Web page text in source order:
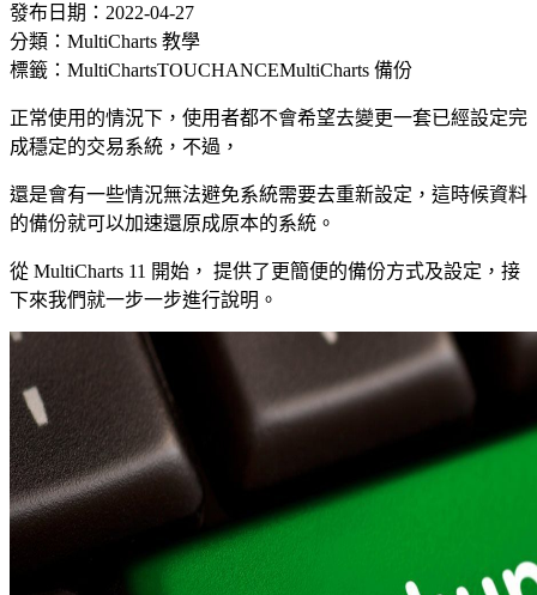
發布日期： 2022-04-27
分類： MultiCharts 教學
標籤： MultiChartsTOUCHANCEMultiCharts 備份
正常使用的情況下，使用者都不會希望去變更一套已經設定完
成穩定的交易系統，不過，
還是會有一些情況無法避免系統需要去重新設定，這時候資料
的備份就可以加速還原成原本的系統。
從 MultiCharts 11 開始， 提供了更簡便的備份方式及設定，接
下來我們就一步一步進行說明。